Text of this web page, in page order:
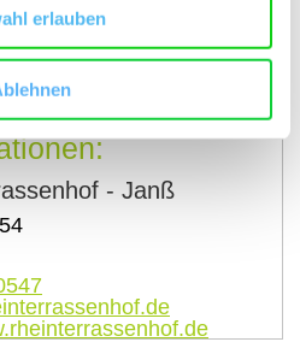
erlauben
auf Karte anzeigen
- Janß